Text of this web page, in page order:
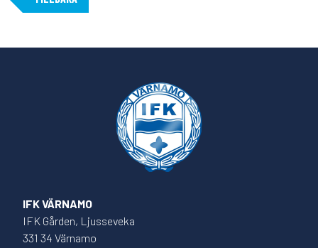
IFK VÄRNAMO
IFK Gården, Ljusseveka
331 34 Värnamo